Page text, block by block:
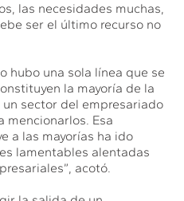
las necesidades muchas,
ser el último recurso no
hubo una sola línea que se
la mayoría de la
sector del empresariado
mencionarlos. Esa
a las mayorías ha ido
lamentables alentadas
acotó.